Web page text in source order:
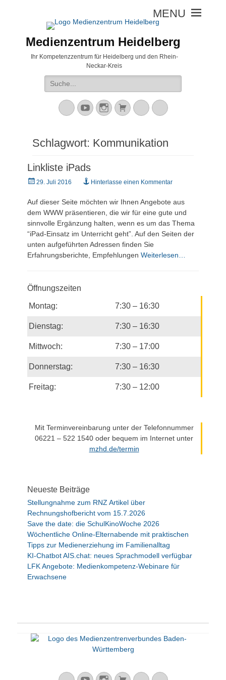
Medienzentrum Heidelberg
Ihr Kompetenzzentrum für Heidelberg und den Rhein-
Neckar-Kreis
Suche
nach:
Mastodon
YouTubeInstagramWarenkorb
CloudPeertube
Schlagwort: Kommunikation
Linkliste iPads
Veröffentlicht
29. Juli 2016 Hinterlasse einen Kommentar
Auf dieser Seite möchten wir Ihnen Angebote aus
dem WWW präsentieren, die wir für eine gute und
sinnvolle Ergänzung halten, wenn es um das Thema
“iPad-Einsatz im Unterricht geht”. Auf den Seiten der
unten aufgeführten Adressen finden Sie
Erfahrungsberichte, Empfehlungen Weiterlesen…
Öffnungszeiten
Montag: 7:30 – 16:30
Dienstag: 7:30 – 16:30
Mittwoch: 7:30 – 17:00
Donnerstag: 7:30 – 16:30
Freitag: 7:30 – 12:00
Mit Terminvereinbarung unter der Telefonnummer
06221 – 522 1540 oder bequem im Internet unter
mzhd.de/termin
Neueste Beiträge
Stellungnahme zum RNZ Artikel über
Rechnungshofbericht vom 15.7.2026
Save the date: die SchulKinoWoche 2026
Wöchentliche Online-Elternabende mit praktischen
Tipps zur Medienerziehung im Familienalltag
KI-Chatbot AIS.chat: neues Sprachmodell verfügbar
LFK Angebote: Medienkompetenz-Webinare für
Erwachsene